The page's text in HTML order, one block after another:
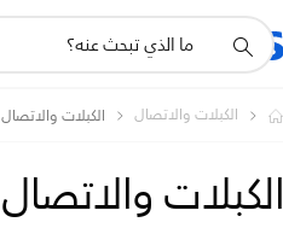
المنتجات
أيقونة
دعم
الكبلات والاتصال الكبلات والاتصال
الكبلات والاتصال